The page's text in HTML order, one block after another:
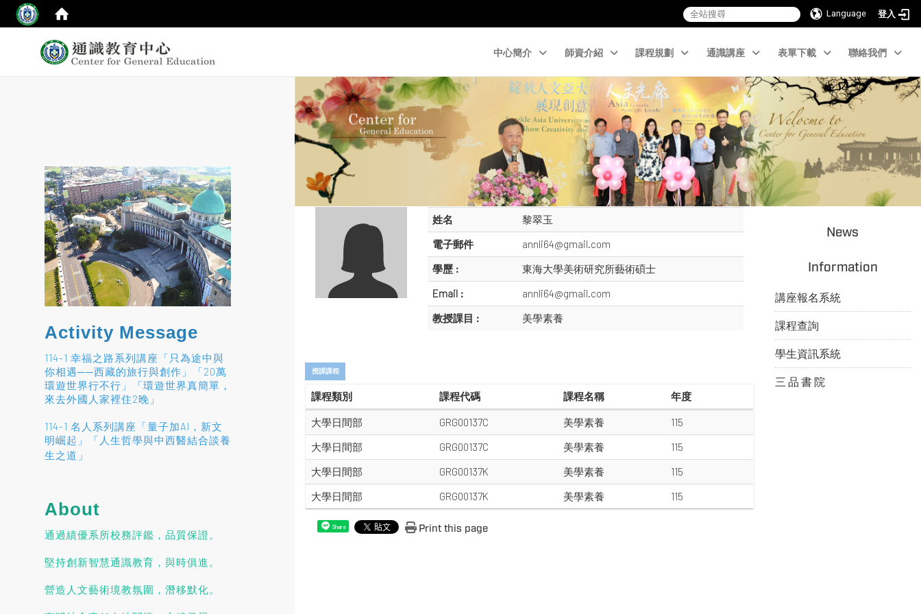
Language 登入
中心簡介 師資介紹 課程規劃 通識講座 表單下載 聯絡我們
姓名
黎翠玉
電子郵件
annli64@gmail.com
學歷 :
東海大學美術研究所藝術碩士
Email :
annli64@gmail.com
教授課目 :
美學素養
授課課程
課程類別 課程代碼 課程名稱 年度
大學日間部 GRG00137C 美學素養
115
大學日間部
GRG00137C 美學素養
115
大學日間部
GRG00137K 美學素養
115
大學日間部
GRG00137K 美學素養 115
Share Print this page
News
Information
講座報名系統
課程查詢
學生資訊系統
三 品 書 院
Activity Message
114-1 幸福之路系列講座「只為途中與
你相遇──西藏的旅行與創作」「20萬
環遊世界行不行」「環遊世界真簡單，
來去外國人家裡住2晚」
114-1 名人系列講座「量子加AI，新文
明崛起」「人生哲學與中西醫結合談養
生之道 」
About
通過績優系所校務評鑑，品質保證。
堅持創新智慧通識教育，與時俱進。
營造人文藝術境教氛圍，潛移默化。